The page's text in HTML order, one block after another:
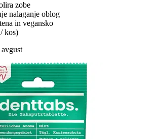
zobe
nalaganje oblog
in vegansko
kos)